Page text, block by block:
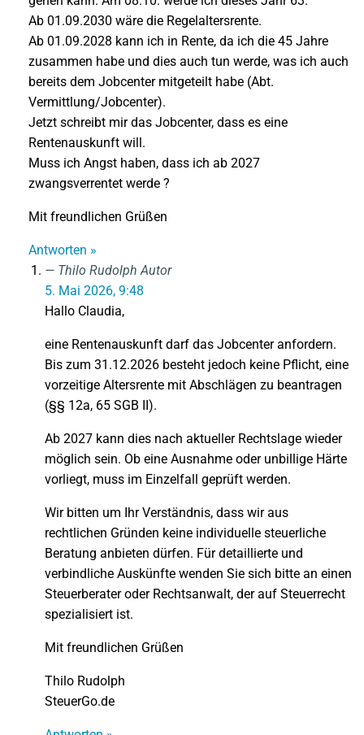
Ab 01.09.2030 wäre die Regelaltersrente.
Ab 01.09.2028 kann ich in Rente, da ich die 45 Jahre
zusammen habe und dies auch tun werde, was ich auch
bereits dem Jobcenter mitgeteilt habe (Abt.
Vermittlung/Jobcenter).
Jetzt schreibt mir das Jobcenter, dass es eine
Rentenauskunft will.
Muss ich Angst haben, dass ich ab 2027
zwangsverrentet werde ?
Mit freundlichen Grüßen
Antworten »
Thilo RudolphAutor
5. Mai 2026, 9:48
Hallo Claudia,
eine Rentenauskunft darf das Jobcenter anfordern.
Bis zum 31.12.2026 besteht jedoch keine Pflicht, eine
vorzeitige Altersrente mit Abschlägen zu beantragen
(§§ 12a, 65 SGB II).
Ab 2027 kann dies nach aktueller Rechtslage wieder
möglich sein. Ob eine Ausnahme oder unbillige Härte
vorliegt, muss im Einzelfall geprüft werden.
Wir bitten um Ihr Verständnis, dass wir aus
rechtlichen Gründen keine individuelle steuerliche
Beratung anbieten dürfen. Für detaillierte und
verbindliche Auskünfte wenden Sie sich bitte an einen
Steuerberater oder Rechtsanwalt, der auf Steuerrecht
spezialisiert ist.
Mit freundlichen Grüßen
Thilo Rudolph
SteuerGo.de